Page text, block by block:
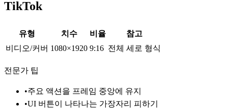
TikTok
유형 치수 비율
참고
비디오/커버 1080×1920 9:16 전체 세로 형식
전문가 팁
•주요 액션을 프레임 중앙에 유지
•UI 버튼이 나타나는 가장자리 피하기